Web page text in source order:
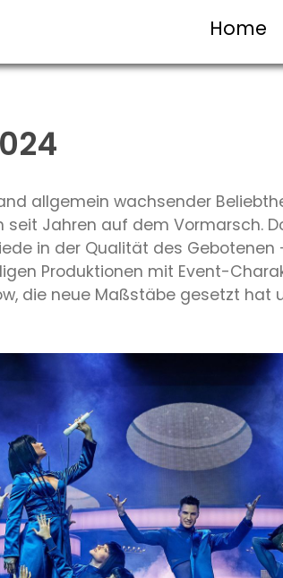
Home
allgemein wachsender
Jahren auf dem Vormarsch.
in der Qualität des
Produktionen mit Event-
die neue Maßstäbe gesetzt hat